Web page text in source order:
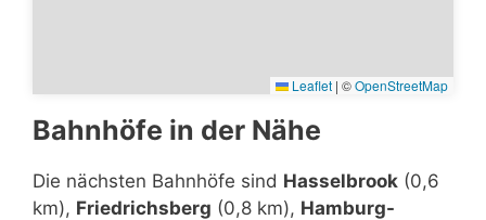
Leaflet | ©OpenStreetMap
Bahnhöfe in der Nähe
Die nächsten Bahnhöfe sind Hasselbrook (0,6
km), Friedrichsberg (0,8 km), Hamburg-